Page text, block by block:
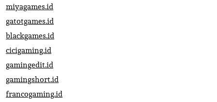
miyagames.id
gatotgames.id
blackgames.id
cicigaming.id
gamingedit.id
gamingshort.id
francogaming.id